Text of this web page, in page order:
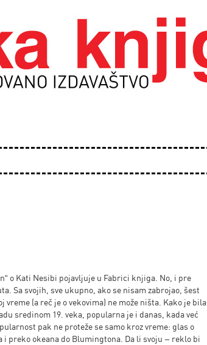
o Kati Nesibi pojavljuje u Fabrici knjiga. No, i pre
Sa svojih, sve ukupno, ako se nisam zabrojao, šest
vreme (a reč je o vekovima) ne može ništa. Kako je bila
sredinom 19. veka, popularna je i danas, kada već
pak ne proteže se samo kroz vreme: glas o
i preko okeana do Blumingtona. Da li svoju – reklo bi